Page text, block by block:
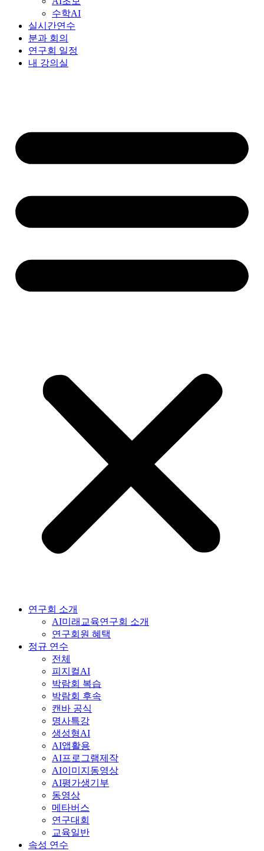
수학AI
실시간연수
분과 회의
연구회 일정
내 강의실
연구회 소개
AI미래교육연구회 소개
연구회원 혜택
정규 연수
전체
피지컬AI
박람회 복습
박람회 후속
캔바 공식
명사특강
생성형AI
AI앱활용
AI프로그램제작
AI이미지동영상
AI평가생기부
동영상
메타버스
연구대회
교육일반
속성 연수